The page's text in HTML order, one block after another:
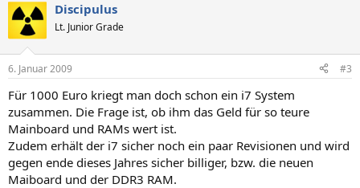
Discipulus
Lt. Junior Grade
6. Januar 2009 #3
Für 1000 Euro kriegt man doch schon ein i7 System
zusammen. Die Frage ist, ob ihm das Geld für so teure
Mainboard und RAMs wert ist.
Zudem erhält der i7 sicher noch ein paar Revisionen und wird
gegen ende dieses Jahres sicher billiger, bzw. die neuen
Maiboard und der DDR3 RAM.